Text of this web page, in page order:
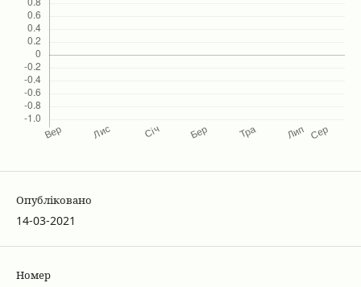
Опубліковано
14-03-2021
Номер